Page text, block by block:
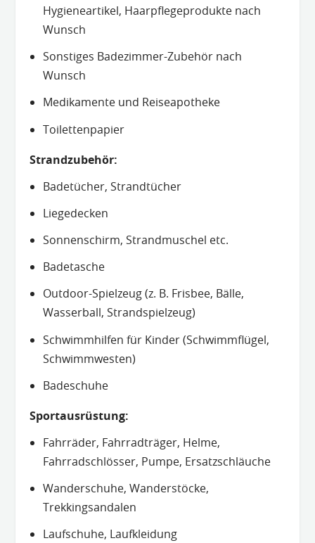
Hygieneartikel, Haarpflegeprodukte nach
Wunsch
Sonstiges Badezimmer-Zubehör nach
Wunsch
Medikamente und Reiseapotheke
Toilettenpapier
Strandzubehör:
Badetücher, Strandtücher
Liegedecken
Sonnenschirm, Strandmuschel etc.
Badetasche
Outdoor-Spielzeug (z. B. Frisbee, Bälle,
Wasserball, Strandspielzeug)
Schwimmhilfen für Kinder (Schwimmflügel,
Schwimmwesten)
Badeschuhe
Sportausrüstung:
Fahrräder, Fahrradträger, Helme,
Fahrradschlösser, Pumpe, Ersatzschläuche
Wanderschuhe, Wanderstöcke,
Trekkingsandalen
Laufschuhe, Laufkleidung